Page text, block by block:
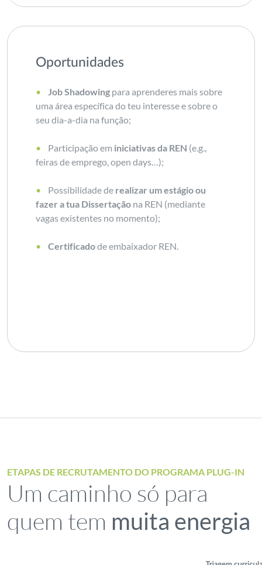
Oportunidades
Job Shadowing para aprenderes mais sobre
uma área específica do teu interesse e sobre o
seu dia-a-dia na função;
Participação em iniciativas da REN (e.g.,
feiras de emprego, open days…);
Possibilidade de realizar um estágio ou
fazer a tua Dissertação na REN (mediante
vagas existentes no momento);
Certificadode embaixador REN.
ETAPAS DE RECRUTAMENTO DO PROGRAMA PLUG-IN
Um caminho só para
quem tem muita energia